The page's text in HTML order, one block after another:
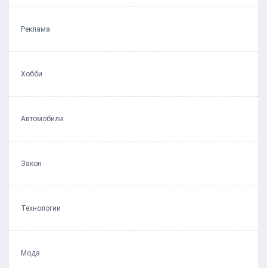
Реклама
Хобби
Автомобили
Закон
Технологии
Мода